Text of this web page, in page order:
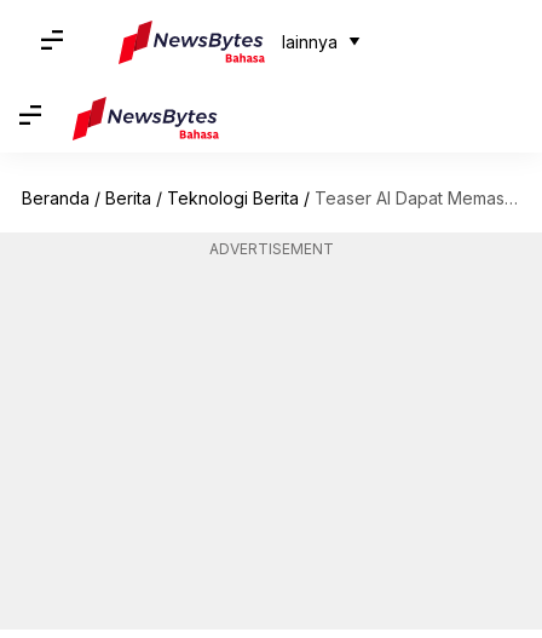
lainnya
Beranda / Berita / Teknologi Berita / Teaser AI Dapat Memasangkan Pengguna Dengan Chatbot Kencan: Cara Kerjanya
ADVERTISEMENT